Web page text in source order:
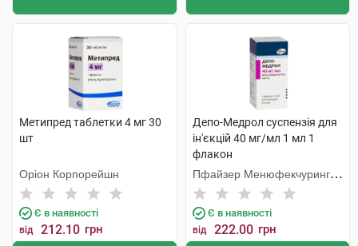
Метипред таблетки 4 мг 30
шт
Оріон Корпорейшн
Є в наявності
від 212.10 грн
Депо-Медрол суспензія для
ін'єкцій 40 мг/мл 1 мл 1
флакон
Пфайзер Менюфекчуринг
Бельгія
Є в наявності
від 222.00 грн